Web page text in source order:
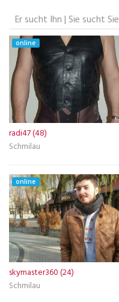
Er sucht Ihn | Sie sucht Sie
online
radi47 (48)
Schmilau
online
skymaster360 (24)
Schmilau